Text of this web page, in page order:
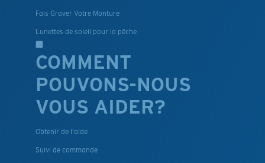
Fais Graver Votre Monture
Lunettes de soleil pour la pêche
COMMENT
POUVONS-NOUS
VOUS AIDER?
Obtenir de l'aide
Suivi de commande